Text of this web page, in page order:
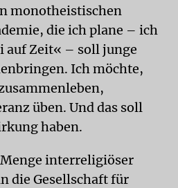
monotheistischen
die ich plane – ich
auf Zeit« – soll junge
Ich möchte,
üben. Und das soll
haben.
interreligiöser
die Gesellschaft für